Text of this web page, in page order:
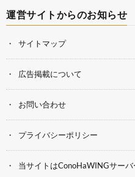
運営サイトからのお知らせ
サイトマップ
広告掲載について
お問い合わせ
プライバシーポリシー
当サイトはConoHaWINGサー